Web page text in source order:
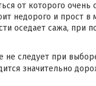
от которого очень
недорого и прост
оседает сажа, при
не следует при
значительно